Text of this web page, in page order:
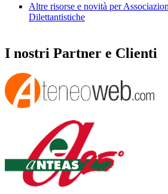
Altre risorse e novità per
Dilettantistiche
I nostri Partner e Clienti